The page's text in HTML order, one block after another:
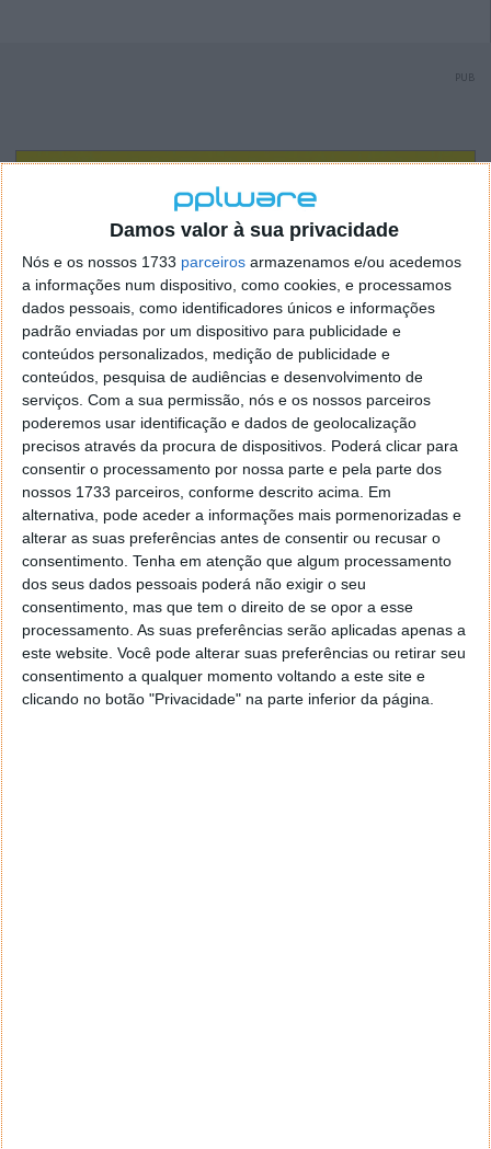
Damos valor à sua privacidade
Nós e os nossos 1733 parceiros armazenamos e/ou acedemos
a informações num dispositivo, como cookies, e processamos
dados pessoais, como identificadores únicos e informações
padrão enviadas por um dispositivo para publicidade e
conteúdos personalizados, medição de publicidade e
conteúdos, pesquisa de audiências e desenvolvimento de
serviços. Com a sua permissão, nós e os nossos parceiros
poderemos usar identificação e dados de geolocalização
precisos através da procura de dispositivos. Poderá clicar para
consentir o processamento por nossa parte e pela parte dos
nossos 1733 parceiros, conforme descrito acima. Em
alternativa, pode aceder a informações mais pormenorizadas e
alterar as suas preferências antes de consentir ou recusar o
consentimento. Tenha em atenção que algum processamento
dos seus dados pessoais poderá não exigir o seu
consentimento, mas que tem o direito de se opor a esse
processamento. As suas preferências serão aplicadas apenas a
este website. Você pode alterar suas preferências ou retirar seu
consentimento a qualquer momento voltando a este site e
clicando no botão "Privacidade" na parte inferior da página.
PUB